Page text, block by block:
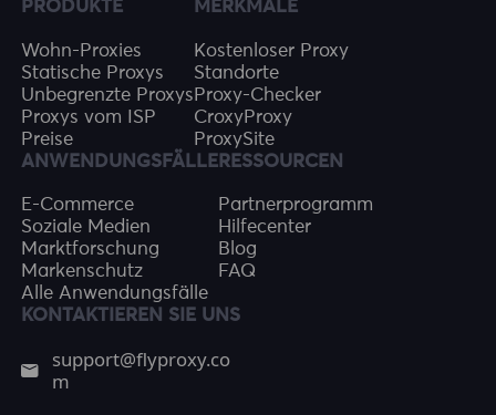
PRODUKTE
Wohn-Proxies
Statische Proxys
Unbegrenzte Proxys
Proxys vom ISP
Preise
MERKMALE
Kostenloser Proxy
Standorte
Proxy-Checker
CroxyProxy
ProxySite
ANWENDUNGSFÄLLE
E-Commerce
Soziale Medien
Marktforschung
Markenschutz
Alle Anwendungsfälle
RESSOURCEN
Partnerprogramm
Hilfecenter
Blog
FAQ
KONTAKTIEREN SIE UNS
support@flyproxy.co
m